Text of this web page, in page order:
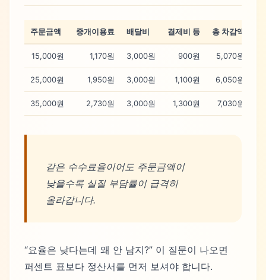
주문금액 중개이용료 배달비 결제비 등 총 차감액
15,000원 1,170원 3,000원 900원 5,070원
25,000원 1,950원 3,000원 1,100원 6,050원
35,000원 2,730원 3,000원 1,300원 7,030원
같은 수수료율이어도 주문금액이
낮을수록 실질 부담률이 급격히
올라갑니다.
“요율은 낮다는데 왜 안 남지?” 이 질문이 나오면
퍼센트 표보다 정산서를 먼저 보셔야 합니다.